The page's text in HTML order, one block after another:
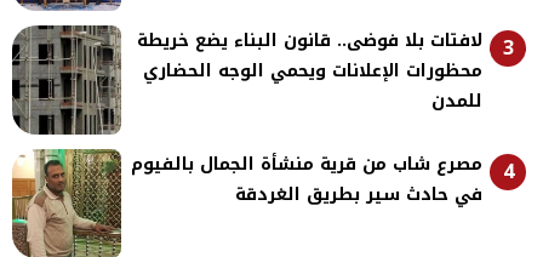
3
لافتات بلا فوضى.. قانون البناء يضع خريطة
محظورات الإعلانات ويحمي الوجه الحضاري
للمدن
4
مصرع شاب من قرية منشأة الجمال بالفيوم
في حادث سير بطريق الغردقة